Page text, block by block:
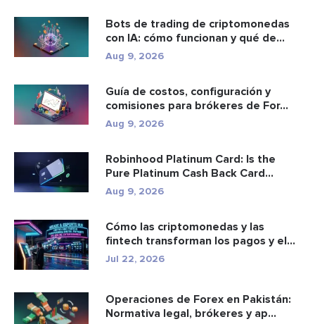
Bots de trading de criptomonedas
con IA: cómo funcionan y qué de...
Aug 9, 2026
Guía de costos, configuración y
comisiones para brókeres de For...
Aug 9, 2026
Robinhood Platinum Card: Is the
Pure Platinum Cash Back Card
Worth...
Aug 9, 2026
Cómo las criptomonedas y las
fintech transforman los pagos y el
e...
Jul 22, 2026
Operaciones de Forex en Pakistán:
Normativa legal, brókeres y ap...